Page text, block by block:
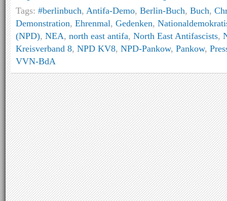
Tags: #berlinbuch, Antifa-Demo, Berlin-Buch, Buch,
Demonstration, Ehrenmal, Gedenken,
(NPD), NEA, north east antifa, North East Antifascists,
Kreisverband 8, NPD KV8, NPD-Pankow, Pankow,
VVN-BdA